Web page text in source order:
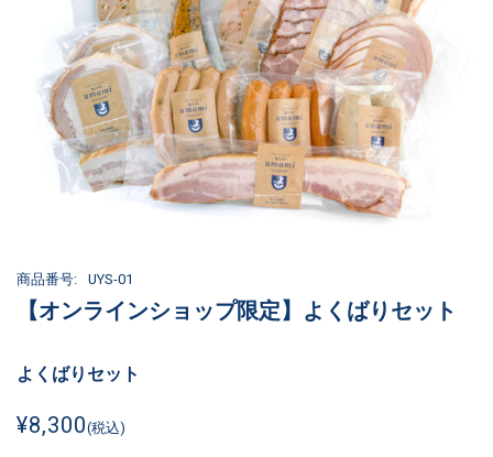
商品番号: UYS-01
【オンラインショップ限定】よくばりセット
よくばりセット
¥8,300(税込)